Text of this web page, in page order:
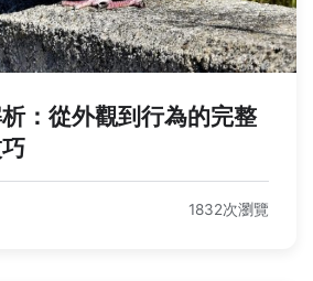
：從外觀到行為的完整
1832次瀏覽